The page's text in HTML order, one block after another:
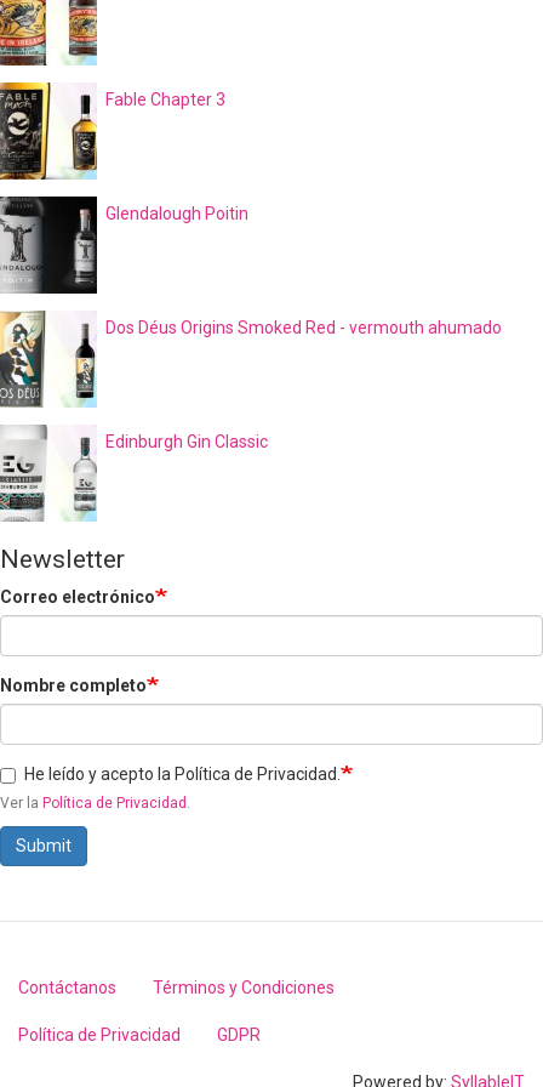
Fable Chapter 3
Glendalough Poitin
Dos Déus Origins Smoked Red - vermouth ahumado
Edinburgh Gin Classic
Newsletter
Correo electrónico
Nombre completo
He leído y acepto la Política de Privacidad.
Ver la Política de Privacidad .
Submit
Footer
menu
Contáctanos Términos y Condiciones
Política de Privacidad GDPR
Powered by: SyllableIT